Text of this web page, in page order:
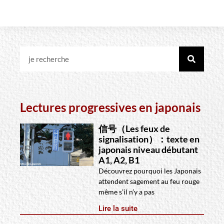
Lectures progressives en japonais
信号（Les feux de
signalisation）：texte en
japonais niveau débutant
A1, A2, B1
Découvrez pourquoi les Japonais
attendent sagement au feu rouge
même s’il n’y a pas
Lire la suite